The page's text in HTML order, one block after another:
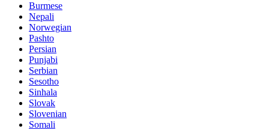
Burmese
Nepali
Norwegian
Pashto
Persian
Punjabi
Serbian
Sesotho
Sinhala
Slovak
Slovenian
Somali